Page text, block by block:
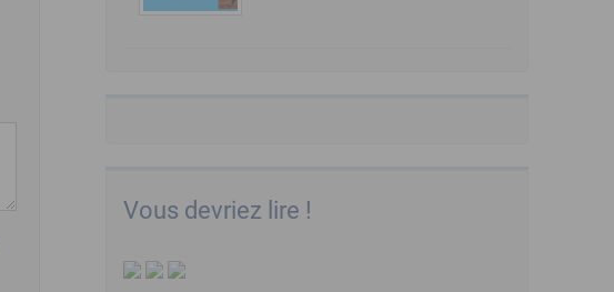
Vous devriez lire !